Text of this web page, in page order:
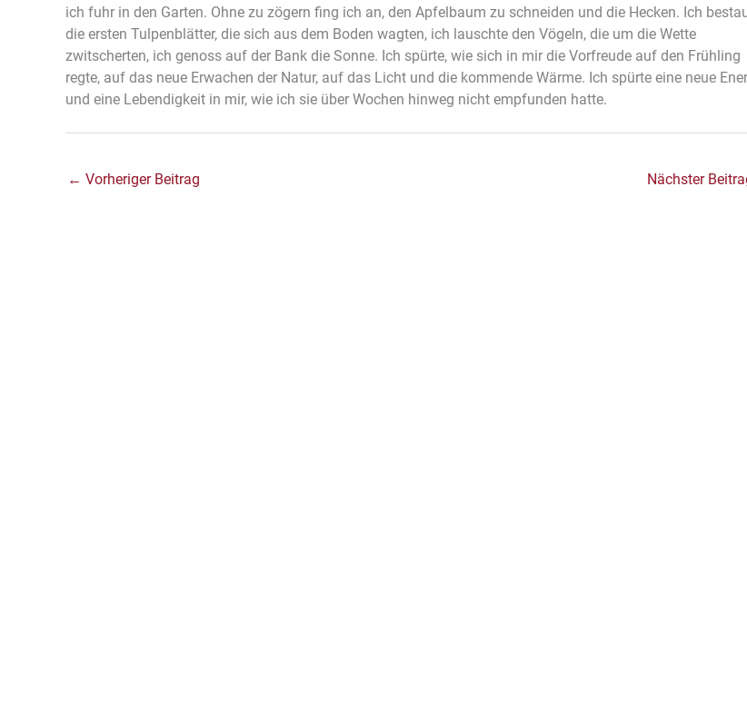
ich fuhr in den Garten. Ohne zu zögern fing ich an, den Apfelbaum zu schneiden und die Hecken. Ich
die ersten Tulpenblätter, die sich aus dem Boden wagten, ich lauschte den Vögeln, die um die Wette
zwitscherten, ich genoss auf der Bank die Sonne. Ich spürte, wie sich in mir die Vorfreude auf den Frühling
regte, auf das neue Erwachen der Natur, auf das Licht und die kommende Wärme. Ich spürte eine neue
und eine Lebendigkeit in mir, wie ich sie über Wochen hinweg nicht empfunden hatte.
← Vorheriger Beitrag Nächster